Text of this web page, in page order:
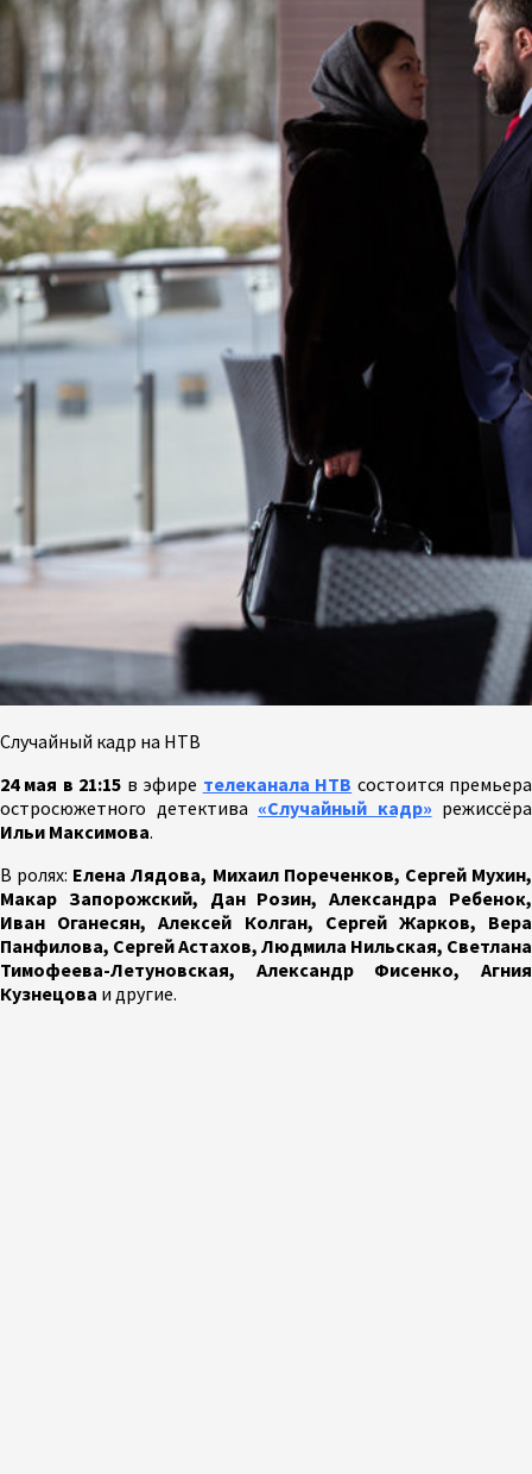
Случайный кадр на НТВ
24 мая в 21:15 в эфире телеканала НТВ состоится премьера
остросюжетного детектива «Случайный кадр» режиссёра
Ильи Максимова.
В ролях: Елена Лядова, Михаил Пореченков, Сергей Мухин,
Макар Запорожский, Дан Розин, Александра Ребенок,
Иван Оганесян, Алексей Колган, Сергей Жарков, Вера
Панфилова, Сергей Астахов, Людмила Нильская, Светлана
Тимофеева-Летуновская, Александр Фисенко, Агния
Кузнецова и другие.